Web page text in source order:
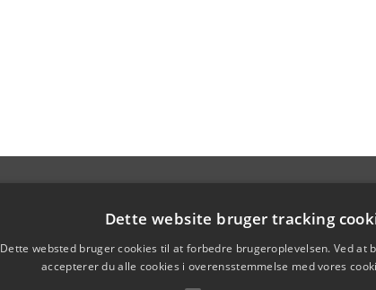
Dette website bruger tracking
Dette websted bruger cookies til at forbedre brugeroplevelsen. Ved at
accepterer du alle cookies i overensstemmelse med vores